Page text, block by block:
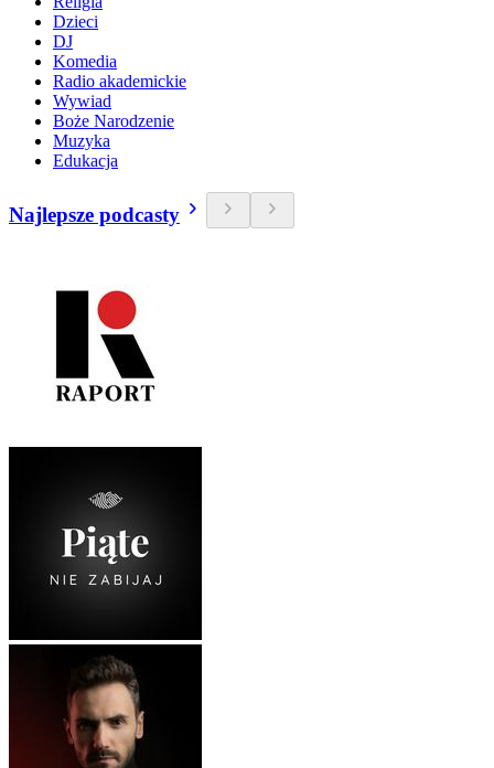
Dzieci
DJ
Komedia
Radio akademickie
Wywiad
Boże Narodzenie
Muzyka
Edukacja
Najlepsze podcasty